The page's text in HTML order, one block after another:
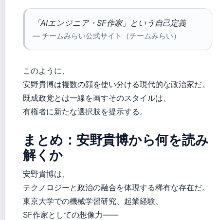
「AIエンジニア・SF作家」という自己定義
— チームみらい公式サイト（チームみらい）
このように、
安野貴博は複数の顔を使い分ける現代的な政治家だ。
既成政党とは一線を画すそのスタイルは、
有権者に新たな選択肢を提示する。
まとめ：安野貴博から何を読み
解くか
安野貴博は、
テクノロジーと政治の融合を体現する稀有な存在だ。
東京大学での機械学習研究、起業経験、
SF作家としての想像力――